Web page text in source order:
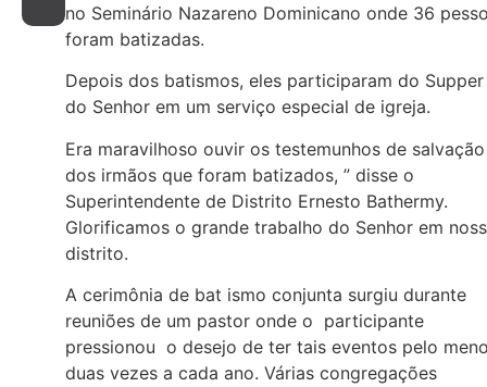
no Seminário Nazareno Dominicano onde 36
foram batizadas.
Depois dos batismos, eles participaram do Supper
do Senhor em um serviço especial de igreja.
Era maravilhoso ouvir os testemunhos de salvação
dos irmãos que foram batizados, ” disse o
Superintendente de Distrito Ernesto Bathermy.
Glorificamos o grande trabalho do Senhor em
distrito.
A cerimônia de bat ismo conjunta surgiu durante
reuniões de um pastor onde o participante
pressionou o desejo de ter tais eventos pelo
duas vezes a cada ano. Várias congregações